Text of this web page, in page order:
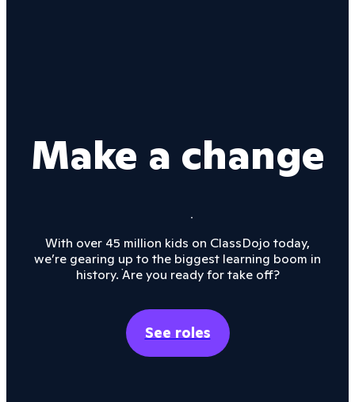
Make a change
With over 45 million kids on ClassDojo today,
we’re gearing up to the biggest learning boom in
history. Are you ready for take off?
See roles